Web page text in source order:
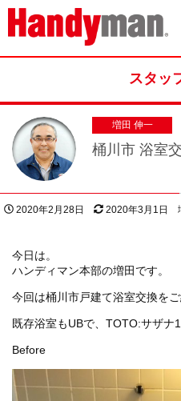
お風呂やキッチンのリフォーム
スタッ
増田 伸一
桶川市 浴室
投稿日
2020年2月28日 更新日
2020年3月1日
今日は。
ハンディマン本部の増田です。
今回は桶川市戸建て浴室交換をご
既存浴室もUBで、TOTO:サザナ
Before